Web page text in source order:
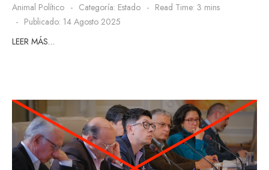
Animal Político Categoría: Estado
Read Time: 3 mins
Publicado: 14 Agosto 2025
LEER MÁS…